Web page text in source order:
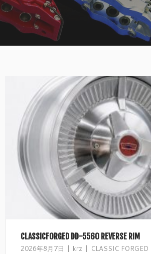
CLASSICFORGED DD-5560 REVERSE RIM
2026年8月7日 krz CLASSIC FORGED